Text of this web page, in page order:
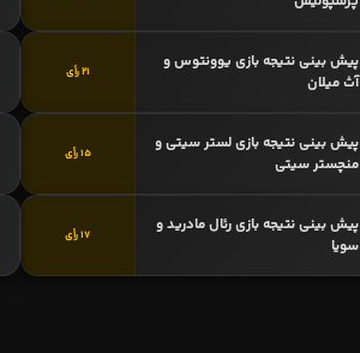
پیش بینی نتیجه بازی یوونتوس و
آث میلان
21 رأی
پیش بینی نتیجه بازی لستر سیتی و
منچستر سیتی
15 رأی
پیش بینی نتیجه بازی رئال مادرید و
سویا
17 رأی